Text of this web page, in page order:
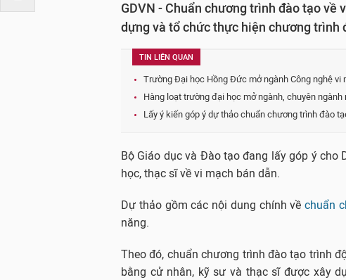
GDVN - Chuẩn chương trình đào tạo về
dựng và tổ chức thực hiện chương trình
TIN LIÊN QUAN
Trường Đại học Hồng Đức mở ngành Công nghệ vi
Hàng loạt trường đại học mở ngành, chuyên ngành
Lấy ý kiến góp ý dự thảo chuẩn chương trình đào
Bộ Giáo dục và Đào tạo đang lấy góp ý
học, thạc sĩ về vi mạch bán dẫn.
Dự thảo gồm các nội dung chính vềchuẩn
năng.
Theo đó, chuẩn chương trình đào tạo trình
bằng cử nhân, kỹ sư và thạc sĩ được xây